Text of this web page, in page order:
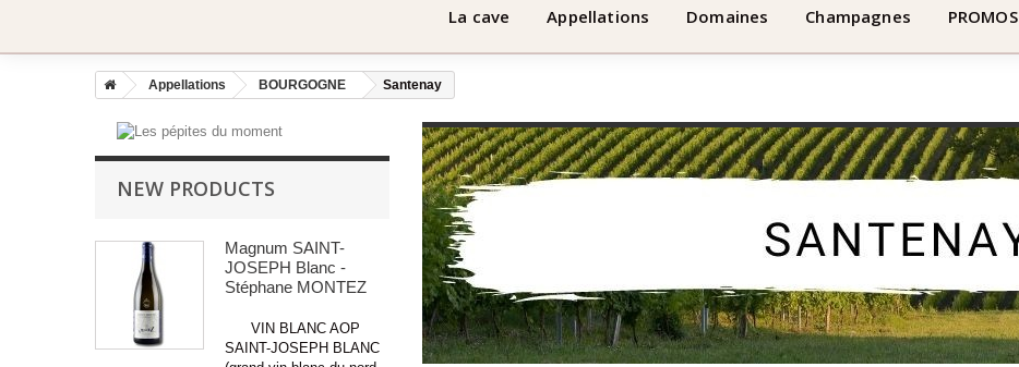
La cave Appellations Domaines Champagnes PROMOS
Appellations BOURGOGNE Santenay
NEW PRODUCTS
Magnum SAINT-
JOSEPH Blanc -
Stéphane MONTEZ
VIN BLANC AOP
SAINT-JOSEPH BLANC